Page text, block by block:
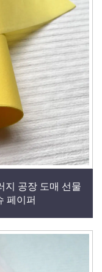
지 공장 도매 선물
페이퍼